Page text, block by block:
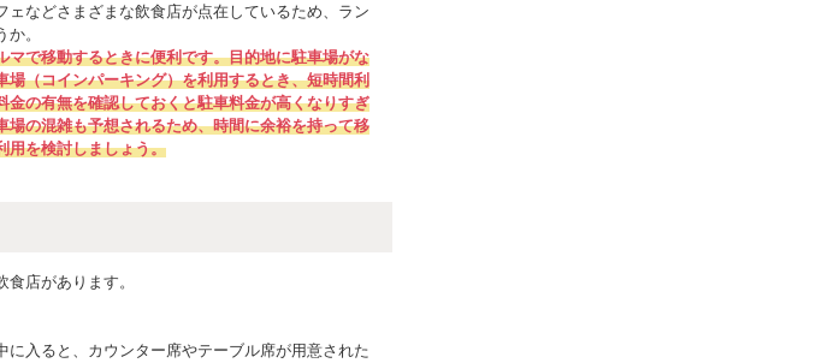
などさまざまな飲食店が点在しているため、ラン
。
で移動するときに便利です。目的地に駐車場がな
（コインパーキング）を利用するとき、短時間利
の有無を確認しておくと駐車料金が高くなりすぎ
の混雑も予想されるため、時間に余裕を持って移
用を検討しましょう。
店があります。
に入ると、カウンター席やテーブル席が用意された